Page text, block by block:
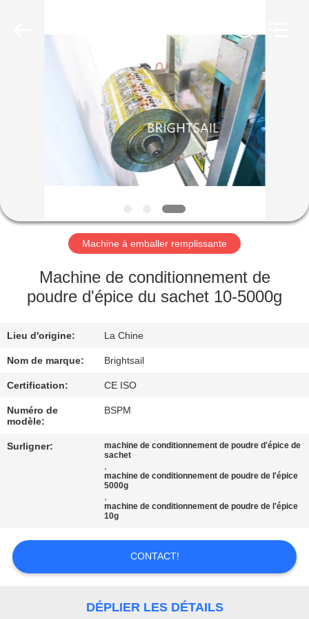
PRODUITS
AU
SUJET
NOUS
DE
L'USINE
CONTRÔLE
DE
QUALITÉ
CONTACTEZ-
NOUVELLES
Machine à emballer remplissante
Machine de conditionnement de
poudre d'épice du sachet 10-5000g
Lieu d'origine: La Chine
Nom de marque: Brightsail
Certification: CE ISO
Numéro de
modèle:
BSPM
Surligner:
machine de conditionnement de poudre d'épice de
sachet
,
machine de conditionnement de poudre de l'épice
5000g
,
machine de conditionnement de poudre de l'épice
10g
CONTACT!
DÉPLIER LES DÉTAILS